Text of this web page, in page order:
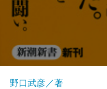
野口武彦／著